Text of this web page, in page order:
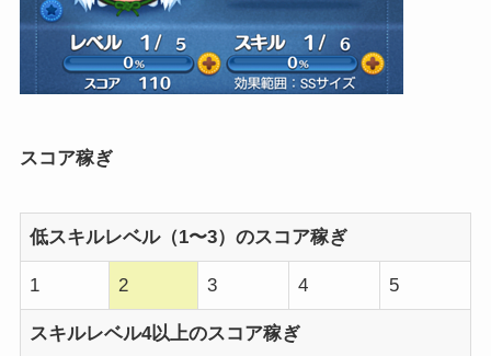
スコア稼ぎ
低スキルレベル（1〜3）のスコア稼ぎ
1 2 3 4 5
スキルレベル4以上のスコア稼ぎ